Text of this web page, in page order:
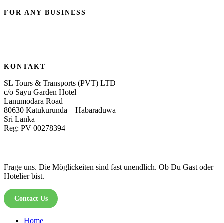
FOR ANY BUSINESS
KONTAKT
SL Tours & Transports (PVT) LTD
c/o Sayu Garden Hotel
Lanumodara Road
80630 Katukurunda – Habaraduwa
Sri Lanka
Reg: PV 00278394
Frage uns. Die Möglickeiten sind fast unendlich. Ob Du Gast oder
Hotelier bist.
Contact Us
Home